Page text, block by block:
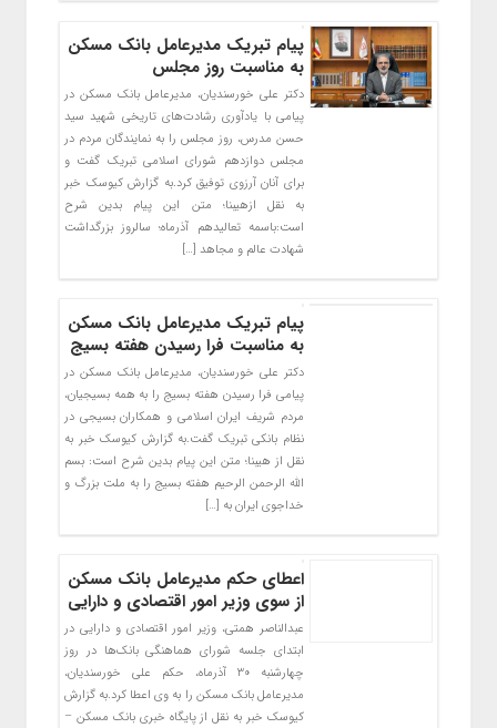
پیام تبریک مدیرعامل بانک مسکن
به مناسبت روز مجلس
دکتر علی خورسندیان، مدیرعامل بانک مسکن در
پیامی با یادآوری رشادت‌های تاریخی شهید سید
حسن مدرس، روز مجلس را به نمایندگان مردم در
مجلس دوازدهم شورای اسلامی تبریک گفت و
برای آنان آرزوی توفیق کرد.به گزارش کیوسک خبر
به نقل ازهیبنا؛ متن این پیام بدین شرح
است:باسمه تعالیدهم آذرماه؛ سالروز بزرگداشت
شهادت عالم و مجاهد […]
پیام تبریک مدیرعامل بانک مسکن
به مناسبت فرا رسیدن هفته بسیج
دکتر علی خورسندیان، مدیرعامل بانک مسکن در
پیامی فرا رسیدن هفته بسیج را به همه بسیجیان،
مردم شریف ایران اسلامی و همکاران بسیجی در
نظام بانکی تبریک گفت.به گزارش کیوسک خبر به
نقل از هیبنا؛ متن این پیام بدین شرح است: بسم
الله الرحمن الرحیم هفته بسیج را به ملت بزرگ و
خداجوی ایران به […]
اعطای حکم مدیرعامل بانک مسکن
از سوی وزیر امور اقتصادی و دارایی
عبدالناصر همتی، وزیر امور اقتصادی و دارایی در
ابتدای جلسه شورای هماهنگی بانک‌ها در روز
چهارشنبه ۳۰ آذرماه، حکم علی خورسندیان،
مدیرعامل بانک مسکن را به وی اعطا کرد.به گزارش
کیوسک خبر به نقل از پایگاه خبری بانک مسکن –